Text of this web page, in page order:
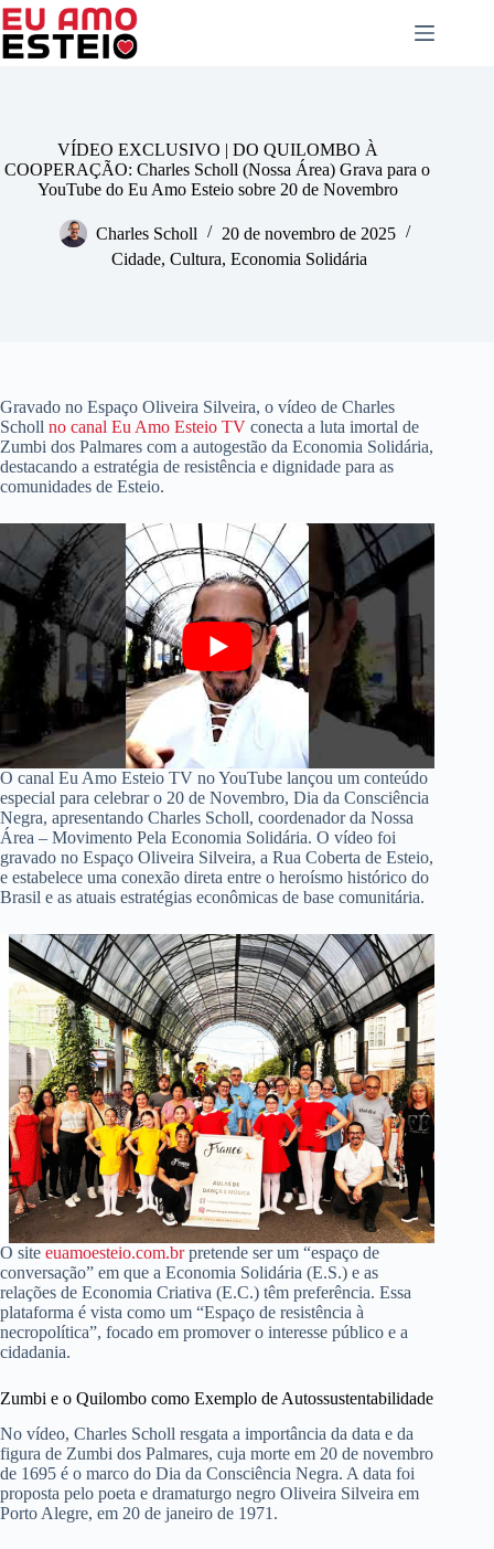
Pular
para
VÍDEO EXCLUSIVO | DO QUILOMBO À
COOPERAÇÃO: Charles Scholl (Nossa Área) Grava para o
YouTube do Eu Amo Esteio sobre 20 de Novembro
Charles Scholl
20 de novembro de 2025
Cidade,Cultura,Economia Solidária
Gravado no Espaço Oliveira Silveira, o vídeo de Charles
Scholl no canal Eu Amo Esteio TV conecta a luta imortal de
Zumbi dos Palmares com a autogestão da Economia Solidária,
destacando a estratégia de resistência e dignidade para as
comunidades de Esteio.
O canal Eu Amo Esteio TV no YouTube lançou um conteúdo
especial para celebrar o 20 de Novembro, Dia da Consciência
Negra, apresentando Charles Scholl, coordenador da Nossa
Área – Movimento Pela Economia Solidária. O vídeo foi
gravado no Espaço Oliveira Silveira, a Rua Coberta de Esteio,
e estabelece uma conexão direta entre o heroísmo histórico do
Brasil e as atuais estratégias econômicas de base comunitária.
O site euamoesteio.com.brpretende ser um “espaço de
conversação” em que a Economia Solidária (E.S.) e as
relações de Economia Criativa (E.C.) têm preferência. Essa
plataforma é vista como um “Espaço de resistência à
necropolítica”, focado em promover o interesse público e a
cidadania.
Zumbi e o Quilombo como Exemplo de Autossustentabilidade
No vídeo, Charles Scholl resgata a importância da data e da
figura de Zumbi dos Palmares, cuja morte em 20 de novembro
de 1695 é o marco do Dia da Consciência Negra. A data foi
proposta pelo poeta e dramaturgo negro Oliveira Silveira em
Porto Alegre, em 20 de janeiro de 1971.